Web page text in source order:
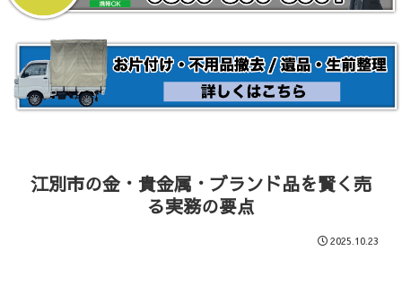
江別市の金・貴金属・ブランド品を賢く売
る実務の要点
2025.10.23